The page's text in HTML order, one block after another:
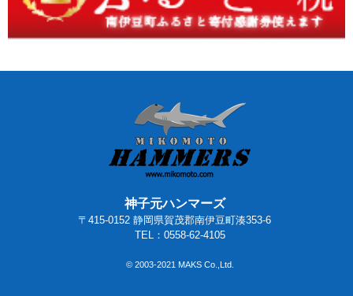
神子元ハンマーズ
〒415-0152 静岡県賀茂郡南伊豆町湊353-6
TEL：0558-62-4105
© 2003-2021 MAKS Co.,Ltd.